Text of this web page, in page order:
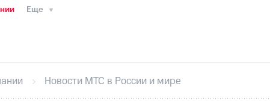
Еще
ИнтервьюФинансовая отчетность
секретарьРаскрытие информации
кабинет акционераАкционерный капитал
Новости МТС в России и мире